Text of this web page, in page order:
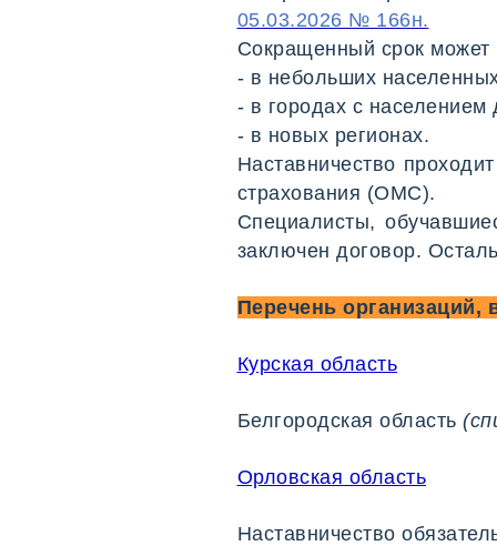
05.03.2026 № 166н.
Сокращенный срок может
- в небольших
- в городах с населением
- в новых регионах.
Наставничество
страхования (ОМС).
Специалисты,
заключен договор.
Перечень организаций,
Курская область
Белгородская область
Орловская область
Наставничество